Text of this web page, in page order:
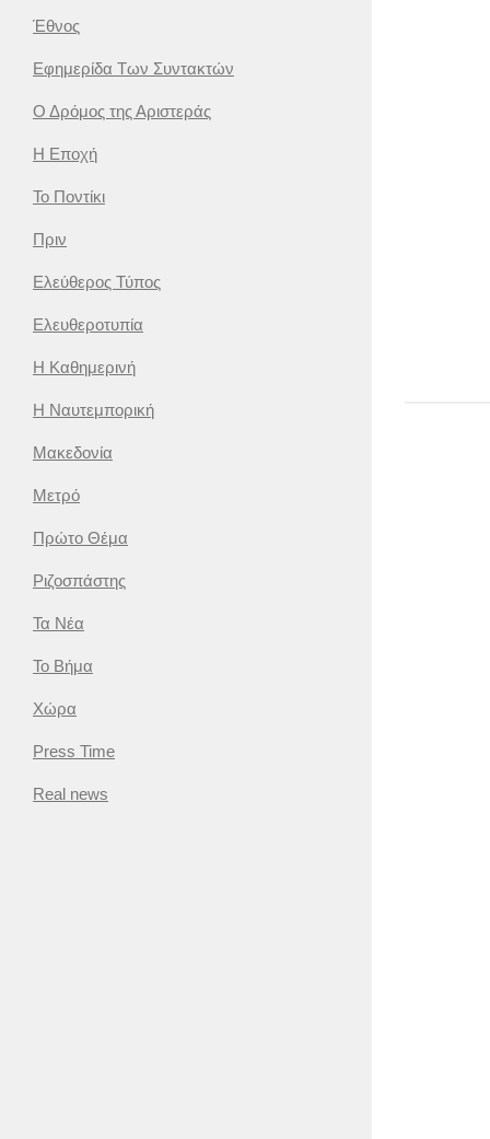
Έθνος
Εφημερίδα Των Συντακτών
Ο Δρόμος της Αριστεράς
Η Εποχή
Το Ποντίκι
Πριν
Ελεύθερος Τύπος
Ελευθεροτυπία
Η Καθημερινή
Η Ναυτεμπορική
Μακεδονία
Μετρό
Πρώτο Θέμα
Ριζοσπάστης
Τα Νέα
Το Βήμα
Χώρα
Press Time
Real news